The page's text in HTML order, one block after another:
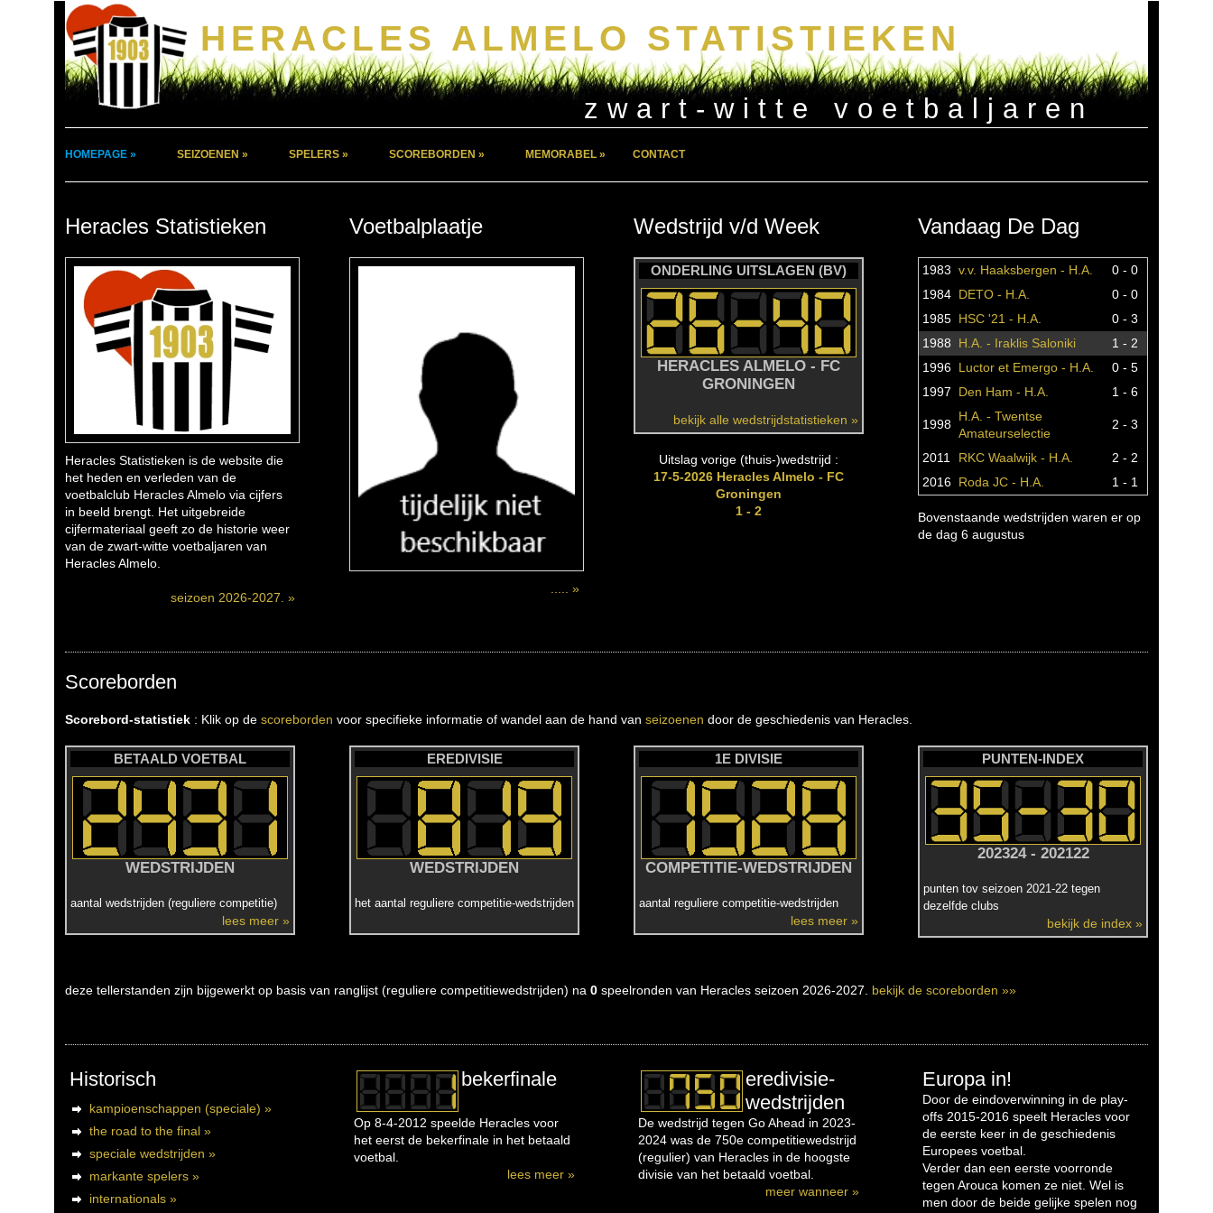
HERACLES ALMELO STATISTIEKEN
zwart-witte voetbaljaren
HOMEPAGE » SEIZOENEN » SPELERS » SCOREBORDEN » MEMORABEL » CONTACT
Heracles Statistieken
Heracles Statistieken is de website die
het heden en verleden van de
voetbalclub Heracles Almelo via cijfers
in beeld brengt. Het uitgebreide
cijfermateriaal geeft zo de historie weer
van de zwart-witte voetbaljaren van
Heracles Almelo.
seizoen 2026-2027. »
Voetbalplaatje
..... »
Wedstrijd v/d Week
ONDERLING UITSLAGEN (BV)
HERACLES ALMELO - FC
GRONINGEN
bekijk alle wedstrijdstatistieken »
Uitslag vorige (thuis-)wedstrijd :
17-5-2026 Heracles Almelo - FC
Groningen
1 - 2
Vandaag De Dag
1983 v.v. Haaksbergen - H.A.
0 - 0
1984 DETO - H.A.
0 - 0
1985 HSC '21 - H.A.
0 - 3
1988
H.A. - Iraklis Saloniki
1 - 2
1996 Luctor et Emergo - H.A.
0 - 5
1997
Den Ham - H.A. 1 - 6
1998
H.A. - Twentse
Amateurselectie
2 - 3
2011 RKC Waalwijk - H.A.
2 - 2
2016 Roda JC - H.A. 1 - 1
Bovenstaande wedstrijden waren er op
de dag 6 augustus
Scoreborden
Scorebord-statistiek : Klik op de scoreborden voor specifieke informatie of wandel aan de hand van seizoenen door de geschiedenis van Heracles.
BETAALD VOETBAL
WEDSTRIJDEN
aantal wedstrijden (reguliere competitie)
lees meer »
EREDIVISIE
WEDSTRIJDEN
het aantal reguliere competitie-wedstrijden
1E DIVISIE
COMPETITIE-WEDSTRIJDEN
aantal reguliere competitie-wedstrijden
lees meer »
PUNTEN-INDEX
202324 - 202122
punten tov seizoen 2021-22 tegen
dezelfde clubs
bekijk de index »
deze tellerstanden zijn bijgewerkt op basis van ranglijst (reguliere competitiewedstrijden) na 0 speelronden van Heracles seizoen 2026-2027. bekijk de scoreborden »»
Historisch
kampioenschappen (speciale) »
the road to the final »
speciale wedstrijden »
markante spelers »
internationals »
bekerfinale
Op 8-4-2012 speelde Heracles voor
het eerst de bekerfinale in het betaald
voetbal.
lees meer »
eredivisie-
wedstrijden
De wedstrijd tegen Go Ahead in 2023-
2024 was de 750e competitiewedstrijd
(regulier) van Heracles in de hoogste
divisie van het betaald voetbal.
meer wanneer »
Europa in!
Door de eindoverwinning in de play-
offs 2015-2016 speelt Heracles voor
de eerste keer in de geschiedenis
Europees voetbal.
Verder dan een eerste voorronde
tegen Arouca komen ze niet. Wel is
men door de beide gelijke spelen nog